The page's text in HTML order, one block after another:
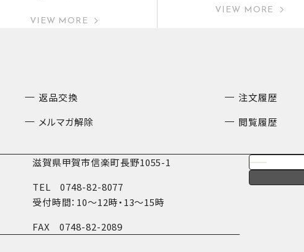
VIEW MORE
VIEW MORE
返品交換
注文履歴
メルマガ解除 閲覧履歴
滋賀県甲賀市信楽町長野1055-1
TEL0748-82-8077
受付時間：10〜12時・13〜15時
FAX0748-82-2089